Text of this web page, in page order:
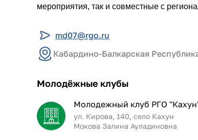
мероприятия, так и совместные с
md07@rgo.ru
Кабардино-Балкарская
Молодёжные клубы
Молодежный клуб РГО
ул. Кирова, 140, село Кахун
Мокова Залина Ауладиновна